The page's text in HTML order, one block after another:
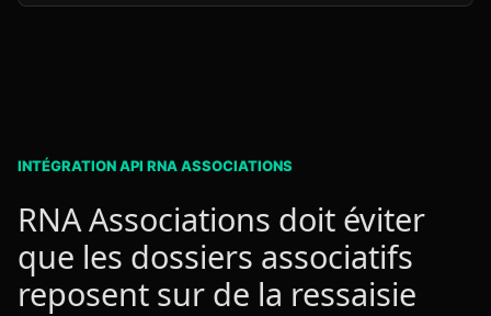
INTÉGRATION API RNA ASSOCIATIONS
RNA Associations doit éviter
que les dossiers associatifs
reposent sur de la ressaisie